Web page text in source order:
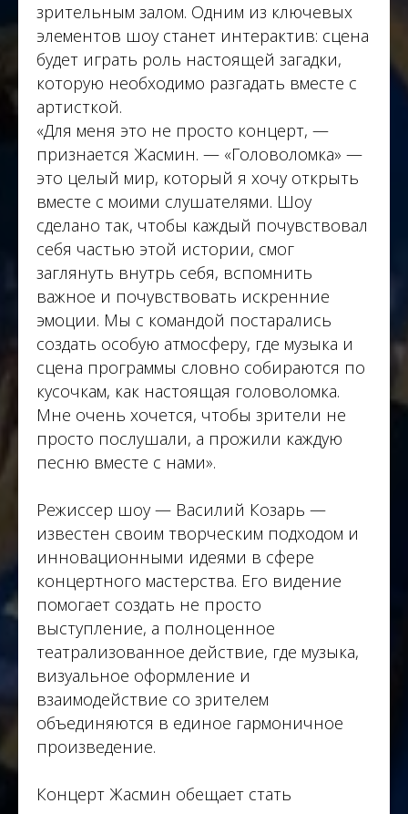
зрительным залом. Одним из ключевых
элементов шоу станет интерактив: сцена
будет играть роль настоящей загадки,
которую необходимо разгадать вместе с
артисткой.
«Для меня это не просто концерт, —
признается Жасмин. — «Головоломка» —
это целый мир, который я хочу открыть
вместе с моими слушателями. Шоу
сделано так, чтобы каждый почувствовал
себя частью этой истории, смог
заглянуть внутрь себя, вспомнить
важное и почувствовать искренние
эмоции. Мы с командой постарались
создать особую атмосферу, где музыка и
сцена программы словно собираются по
кусочкам, как настоящая головоломка.
Мне очень хочется, чтобы зрители не
просто послушали, а прожили каждую
песню вместе с нами».
Режиссер шоу — Василий Козарь —
известен своим творческим подходом и
инновационными идеями в сфере
концертного мастерства. Его видение
помогает создать не просто
выступление, а полноценное
театрализованное действие, где музыка,
визуальное оформление и
взаимодействие со зрителем
объединяются в единое гармоничное
произведение.
Концерт Жасмин обещает стать